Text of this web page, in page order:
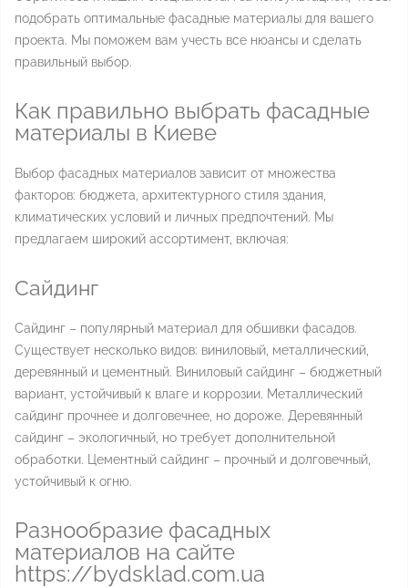
подобрать оптимальные фасадные материалы для вашего
проекта. Мы поможем вам учесть все нюансы и сделать
правильный выбор.
Как правильно выбрать фасадные
материалы в Киеве
Выбор фасадных материалов зависит от множества
факторов: бюджета, архитектурного стиля здания,
климатических условий и личных предпочтений. Мы
предлагаем широкий ассортимент, включая:
Сайдинг
Сайдинг – популярный материал для обшивки фасадов.
Существует несколько видов: виниловый, металлический,
деревянный и цементный. Виниловый сайдинг – бюджетный
вариант, устойчивый к влаге и коррозии. Металлический
сайдинг прочнее и долговечнее, но дороже. Деревянный
сайдинг – экологичный, но требует дополнительной
обработки. Цементный сайдинг – прочный и долговечный,
устойчивый к огню.
Разнообразие фасадных
материалов на сайте
https://bydsklad.com.ua